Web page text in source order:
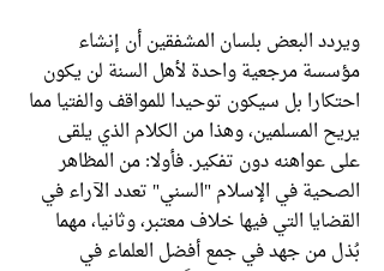
ويردد البعض بلسان المشفقين أن إنشاء
مؤسسة مرجعية واحدة لأهل السنة لن يكون
احتكارا بل سيكون توحيدا للمواقف والفتيا مما
يريح المسلمين، وهذا من الكلام الذي يلقى
على عواهنه دون تفكير. فأولا: من المظاهر
الصحية في الإسلام "السني" تعدد الآراء في
القضايا التي فيها خلاف معتبر، وثانيا، مهما
بُذل من جهد في جمع أفضل العلماء في